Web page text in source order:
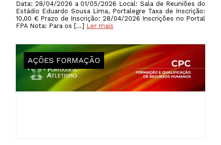
Data: 28/04/2026 a 01/05/2026 Local: Sala de Reuniões do
Estádio Eduardo Sousa Lima, Portalegre Taxa de Inscrição:
10,00 € Prazo de Inscrição: 28/04/2026 Inscrições no Portal
FPA Nota: Para os […] Ler mais
AÇÕES FORMAÇÃO